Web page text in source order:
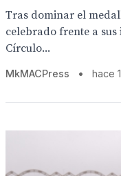
Tras dominar el
celebrado frente a
Círculo...
MkMACPress • hace